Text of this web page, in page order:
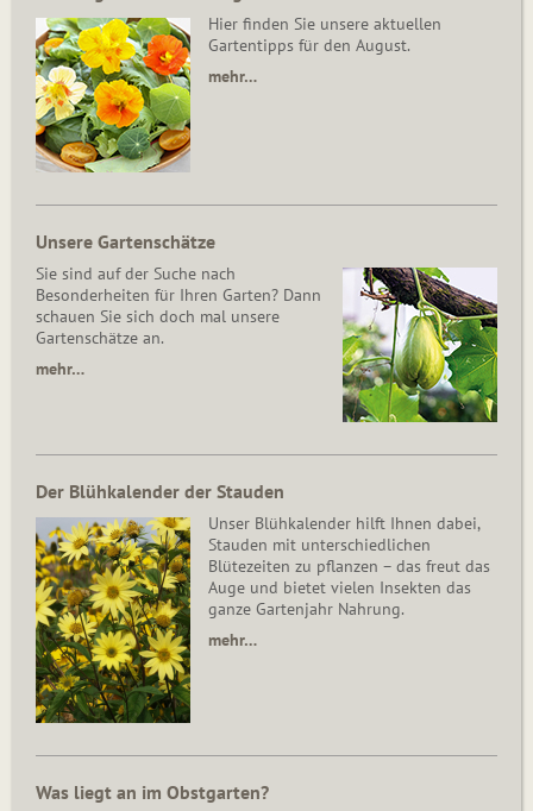
Hier finden Sie unsere aktuellen
Gartentipps für den August.
mehr…
Unsere Gartenschätze
Sie sind auf der Suche nach
Besonderheiten für Ihren Garten? Dann
schauen Sie sich doch mal unsere
Gartenschätze an.
mehr…
Der Blühkalender der Stauden
Unser Blühkalender hilft Ihnen dabei,
Stauden mit unterschiedlichen
Blütezeiten zu pflanzen – das freut das
Auge und bietet vielen Insekten das
ganze Gartenjahr Nahrung.
mehr…
Was liegt an im Obstgarten?